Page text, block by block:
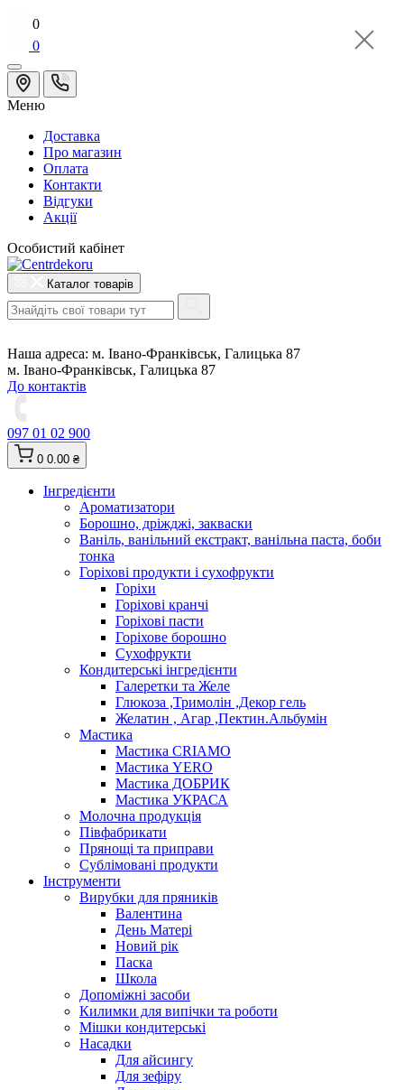
0
0
Меню
Доставка
Про магазин
Оплата
Контакти
Відгуки
Акції
Особистий кабінет
Каталог товарів
Наша адреса: м. Івано-Франківськ, Галицька 87
м. Івано-Франківськ, Галицька 87
До контактів
097 01 02 900
0 0.00 ₴
Інгредієнти
Ароматизатори
Борошно, дріжджі, закваски
Ваніль, ванільний екстракт, ванільна паста, боби
тонка
Горіхові продукти і сухофрукти
Горіхи
Горіхові кранчі
Горіхові пасти
Горіхове борошно
Сухофрукти
Кондитерські інгредієнти
Галеретки та Желе
Глюкоза ,Тримолін ,Декор гель
Желатин , Агар ,Пектин.Альбумін
Мастика
Мастика CRIAMO
Мастика YERO
Мастика ДОБРИК
Мастика УКРАСА
Молочна продукція
Півфабрикати
Прянощі та приправи
Сублімовані продукти
Інструменти
Вирубки для пряників
Валентина
День Матері
Новий рік
Паска
Школа
Допоміжні засоби
Килимки для випічки та роботи
Мішки кондитерські
Насадки
Для айсингу
Для зефіру